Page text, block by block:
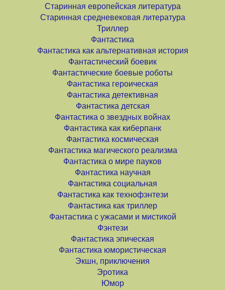
Старинная европейская литература
Старинная средневековая литература
Триллер
Фантастика
Фантастика как альтернативная история
Фантастический боевик
Фантастические боевые роботы
Фантастика героическая
Фантастика детективная
Фантастика детская
Фантастика о звездных войнах
Фантастика как киберпанк
Фантастика космическая
Фантастика магического реализма
Фантастика о мире пауков
Фантастика научная
Фантастика социальная
Фантастика как технофэнтези
Фантастика как триллер
Фантастика с ужасами и мистикой
Фэнтези
Фантастика эпическая
Фантастика юмористическая
Экшн, приключения
Эротика
Юмор